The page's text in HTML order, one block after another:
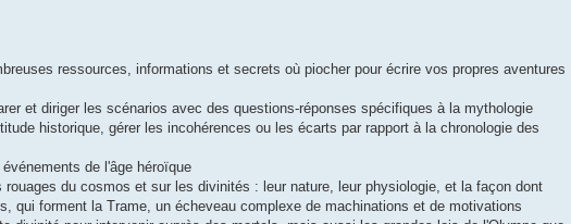
ressources, informations et secrets où piocher pour écrire vos propres aventures
et diriger les scénarios avec des questions-réponses spécifiques à la mythologie
historique, gérer les incohérences ou les écarts par rapport à la chronologie des
de l'âge héroïque
du cosmos et sur les divinités : leur nature, leur physiologie, et la façon dont
qui forment la Trame, un écheveau complexe de machinations et de motivations